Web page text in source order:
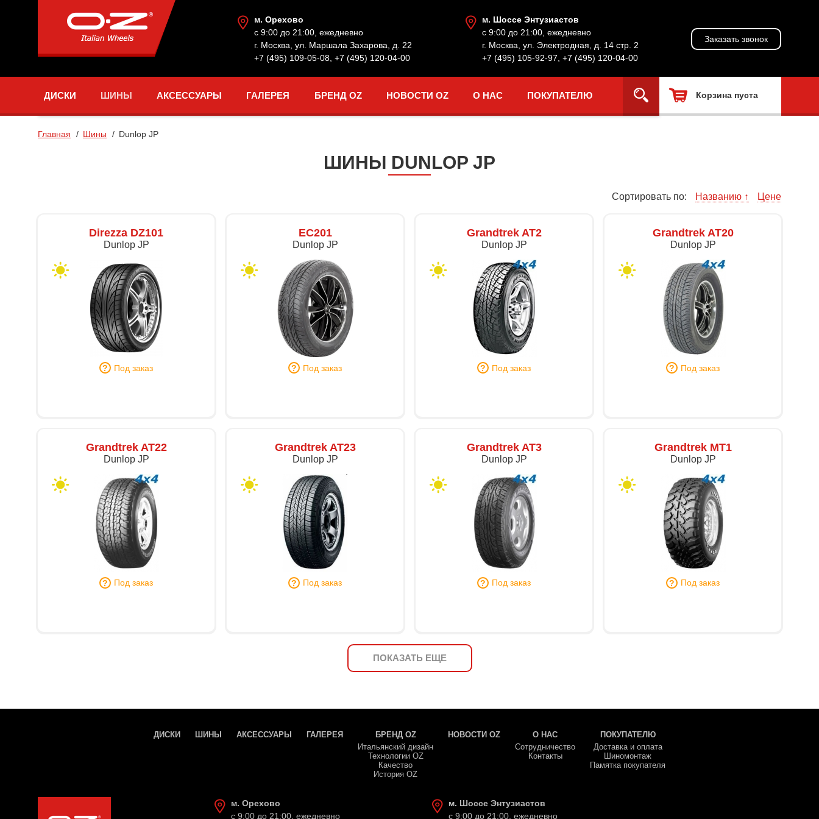
м. Орехово
с 9:00 до 21:00, ежедневно
г. Москва, ул. Маршала Захарова, д. 22
+7 (495) 109-05-08 +7 (495) 120-04-00
м. Шоссе Энтузиастов
с 9:00 до 21:00, ежедневно
г. Москва, ул. Электродная, д. 14 стр. 2
+7 (495) 105-92-97 +7 (495) 120-04-00
Заказать звонок
ДИСКИ ШИНЫ АКСЕССУАРЫ ГАЛЕРЕЯ БРЕНД OZ НОВОСТИ OZ О НАС ПОКУПАТЕЛЮ Корзина пуста
Главная Шины Dunlop JP
ШИНЫ DUNLOP JP
Сортировать по: Названию ↑ Цене
Direzza DZ101
Dunlop JP
Под заказ
EC201
Dunlop JP
Под заказ
Grandtrek AT2
Dunlop JP
Под заказ
Grandtrek AT20
Dunlop JP
Под заказ
Grandtrek AT22
Dunlop JP
Под заказ
Grandtrek AT23
Dunlop JP
Под заказ
Grandtrek AT3
Dunlop JP
Под заказ
Grandtrek MT1
Dunlop JP
Под заказ
ПОКАЗАТЬ ЕЩЕ
ДИСКИ ШИНЫ АКСЕССУАРЫ ГАЛЕРЕЯ
БРЕНД OZ
Итальянский дизайн
Технологии OZ
Качество
История OZ
НОВОСТИ OZ
О НАС
Сотрудничество
Контакты
ПОКУПАТЕЛЮ
Доставка и оплата
Шиномонтаж
Памятка покупателя
м. Орехово
с 9:00 до 21:00, ежедневно
м. Шоссе Энтузиастов
с 9:00 до 21:00, ежедневно